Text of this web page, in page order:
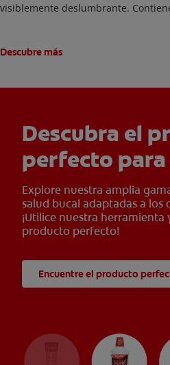
visiblemente deslumbrante.
Descubre más
Descubra el
perfecto para
Explore nuestra amplia
salud bucal adaptadas a los
¡Utilice nuestra herramienta
producto perfecto!
Encuentre el producto